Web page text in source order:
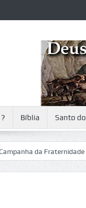
Bíblia Santo
da Fraternidade 2020